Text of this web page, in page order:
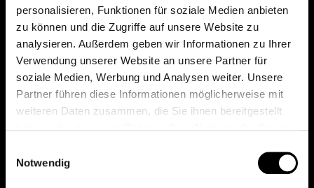
personalisieren, Funktionen für soziale Medien anbieten
zu können und die Zugriffe auf unsere Website zu
analysieren. Außerdem geben wir Informationen zu Ihrer
Verwendung unserer Website an unsere Partner für
soziale Medien, Werbung und Analysen weiter. Unsere
Partner führen diese Informationen möglicherweise mit
weiteren Daten zusammen, die Sie ihnen bereitgestellt
Notwendig
Das erste Depot in Österreich mit 0€ Kontoführung,
0€ Ausgabeaufschlag und 0€ Depotgebühren bei
knapp 2000 Fonds und 0€ Orderspesen.